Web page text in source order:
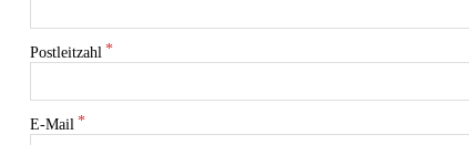
Postleitzahl
E-Mail